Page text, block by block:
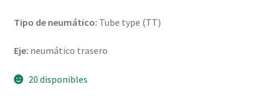
Tipo de neumático: Tube type (TT)
Eje: neumático trasero
20 disponibles